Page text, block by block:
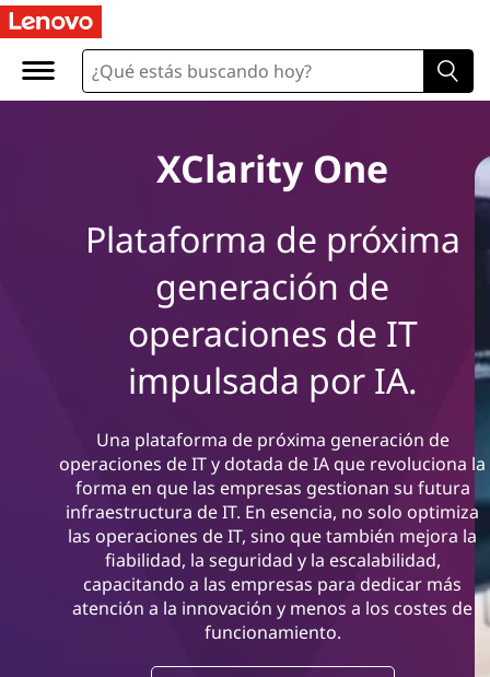
XClarity One
Plataforma de próxima
generación de
operaciones de IT
impulsada por IA.
Una plataforma de próxima generación de
operaciones de IT y dotada de IA que revoluciona la
forma en que las empresas gestionan su futura
infraestructura de IT. En esencia, no solo optimiza
las operaciones de IT, sino que también mejora la
fiabilidad, la seguridad y la escalabilidad,
capacitando a las empresas para dedicar más
atención a la innovación y menos a los costes de
funcionamiento.